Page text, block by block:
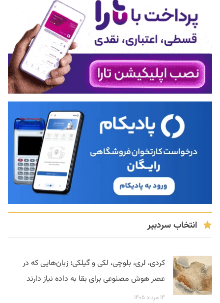
انتخاب سردبیر
کردی، لری، بلوچی، لکی و گیلکی؛ زبان‌هایی که در
عصر هوش مصنوعی برای بقا به داده نیاز دارند
۱۴ مرداد ۱۴۰۵